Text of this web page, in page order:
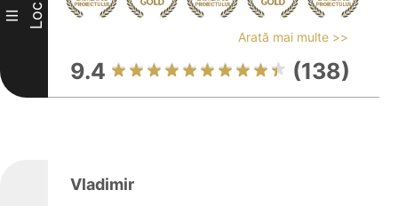
III Loc
Arată mai multe >>
9.4 (138)
Vladimir